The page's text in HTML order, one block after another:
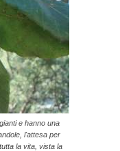
e hanno una
l'attesa per
la vita, vista la